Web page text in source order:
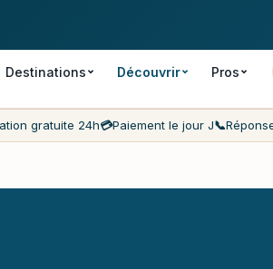
Destinations Découvrir Pros
gratuite 24h💳Paiement le jour J📞